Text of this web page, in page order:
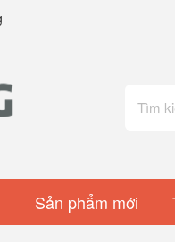
Sản phẩm mới